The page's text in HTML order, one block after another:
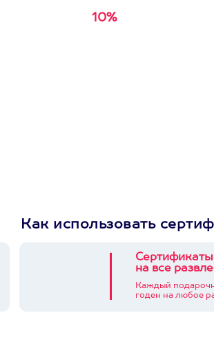
10%
Как использовать
Сертификаты
на все
Каждый
годен на любое